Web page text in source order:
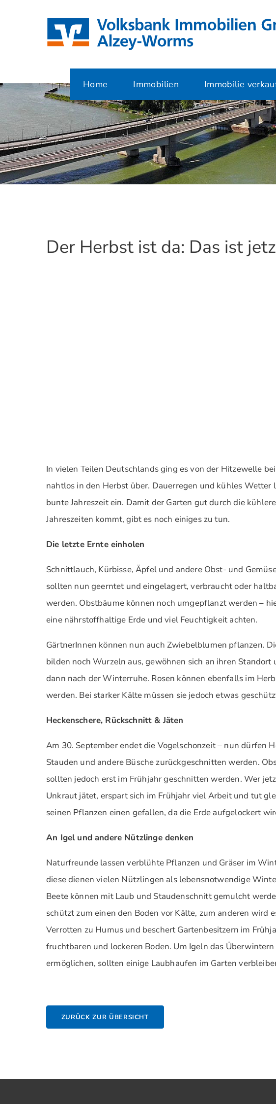
Home Immobilien Immobilie
Der Herbst ist da: Das ist
In vielen Teilen Deutschlands ging es von der Hitzewelle
nahtlos in den Herbst über. Dauerregen und kühles Wetter
bunte Jahreszeit ein. Damit der Garten gut durch die
Jahreszeiten kommt, gibt es noch einiges zu tun.
Die letzte Ernte einholen
Schnittlauch, Kürbisse, Äpfel und andere Obst- und
sollten nun geerntet und eingelagert, verbraucht oder
werden. Obstbäume können noch umgepflanzt werden –
eine nährstoffhaltige Erde und viel Feuchtigkeit achten.
GärtnerInnen können nun auch Zwiebelblumen pflanzen.
bilden noch Wurzeln aus, gewöhnen sich an ihren Standort
dann nach der Winterruhe. Rosen können ebenfalls im
werden. Bei starker Kälte müssen sie jedoch etwas
Heckenschere, Rückschnitt & Jäten
Am 30. September endet die Vogelschonzeit – nun dürfen
Stauden und andere Büsche zurückgeschnitten werden.
sollten jedoch erst im Frühjahr geschnitten werden. Wer
Unkraut jätet, erspart sich im Frühjahr viel Arbeit und tut
seinen Pflanzen einen gefallen, da die Erde aufgelockert
An Igel und andere Nützlinge denken
Naturfreunde lassen verblühte Pflanzen und Gräser im
diese dienen vielen Nützlingen als lebensnotwendige
Beete können mit Laub und Staudenschnitt gemulcht
schützt zum einen den Boden vor Kälte, zum anderen wird
Verrotten zu Humus und beschert Gartenbesitzern im
fruchtbaren und lockeren Boden. Um Igeln das Überwintern
ermöglichen, sollten einige Laubhaufen im Garten
ZURÜCK ZUR ÜBERSICHT